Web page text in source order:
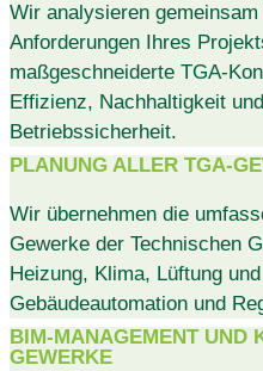
Wir analysieren
Anforderungen Ihres
maßgeschneiderte TGA-
Effizienz, Nachhaltigkeit
Betriebssicherheit.
PLANUNG ALLER TGA-
Wir übernehmen die
Gewerke der Technischen
Heizung, Klima, Lüftung
Gebäudeautomation und
BIM-MANAGEMENT UND
GEWERKE